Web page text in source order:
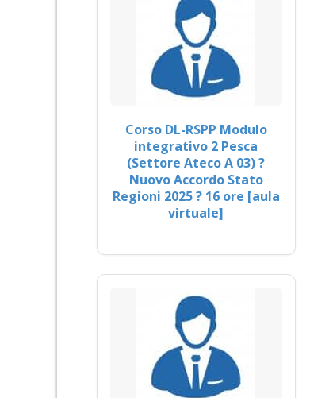
Corso DL-RSPP Modulo
integrativo 2 Pesca
(Settore Ateco A 03) ?
Nuovo Accordo Stato
Regioni 2025 ? 16 ore [aula
virtuale]